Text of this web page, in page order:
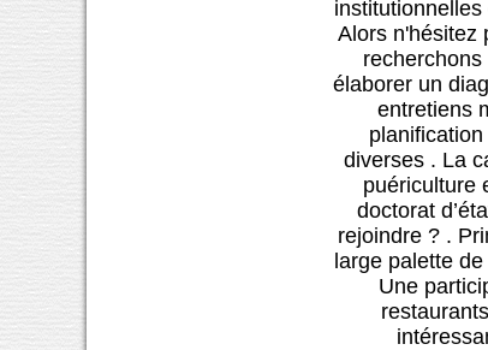
Alors n'hésitez
élaborer un
entretiens
diverses . La
puériculture
doctorat
rejoindre ? .
large palette
Une